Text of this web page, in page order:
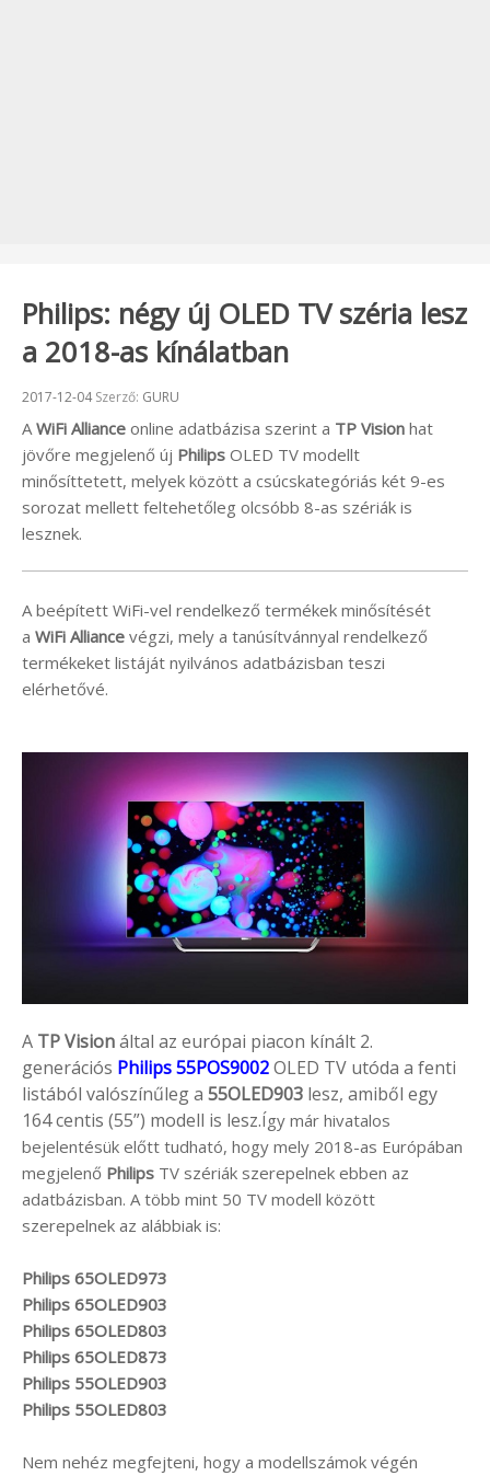
Philips: négy új OLED TV széria lesz
a 2018-as kínálatban
Beküldve:
2017-12-04Szerző: GURU
A WiFi Alliance online adatbázisa szerint a TP Vision hat
jövőre megjelenő új Philips OLED TV modellt
minősíttetett, melyek között a csúcskategóriás két 9-es
sorozat mellett feltehetőleg olcsóbb 8-as szériák is
lesznek.
A beépített WiFi-vel rendelkező termékek minősítését
a WiFi Alliance végzi, mely a tanúsítvánnyal rendelkező
termékeket listáját nyilvános adatbázisban teszi
elérhetővé.
A TP Visionáltal az európai piacon kínált 2.
generációs Philips 55POS9002OLED TV utóda a fenti
listából valószínűleg a 55OLED903 lesz, amiből egy
164 centis (55”) modell is lesz.Így már hivatalos
bejelentésük előtt tudható, hogy mely 2018-as Európában
megjelenő Philips TV szériák szerepelnek ebben az
adatbázisban. A több mint 50 TV modell között
szerepelnek az alábbiak is:
Philips 65OLED973
Philips 65OLED903
Philips 65OLED803
Philips 65OLED873
Philips 55OLED903
Philips 55OLED803
Nem nehéz megfejteni, hogy a modellszámok végén